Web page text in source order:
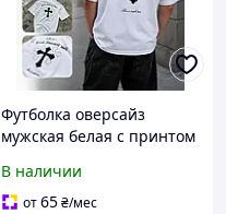
Футболка оверсайз
мужская белая с принтом
стильная streetwear
футболка S-XXL
В наличии
от65₴/мес